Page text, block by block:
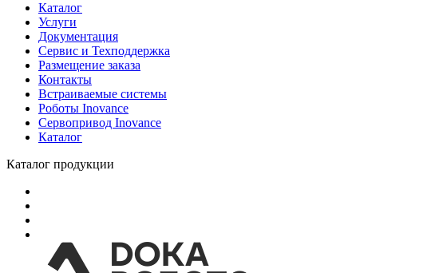
Каталог
Услуги
Документация
Сервис и Техподдержка
Размещение заказа
Контакты
Встраиваемые системы
Роботы Inovance
Сервопривод Inovance
Каталог
Каталог продукции